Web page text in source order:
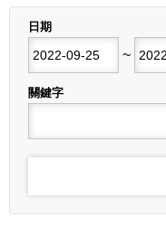
日期
~
結束日期
關鍵字